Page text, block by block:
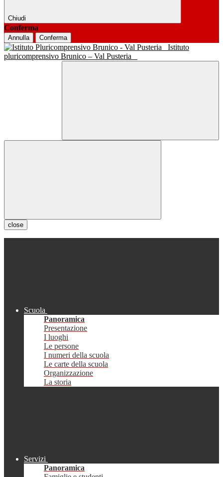
Chiudi
Conferma
Annulla Conferma
Istituto
pluricomprensivo Brunico – Val Pusteria
close
Scuola
Panoramica
Presentazione
I luoghi
Le persone
I numeri della scuola
Le carte della scuola
Organizzazione
La storia
Servizi
Panoramica